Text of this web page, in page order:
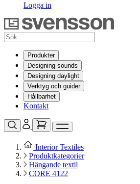
Logga in
Produkter
Designing sounds
Designing daylight
Verktyg och guider
Hållbarhet
Kontakt
Interior Textiles
Produktkategorier
Hängande textil
CORE 4122